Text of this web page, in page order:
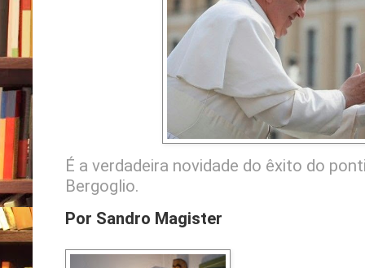
É a verdadeira novidade do êxito do
Bergoglio.
Por Sandro Magister